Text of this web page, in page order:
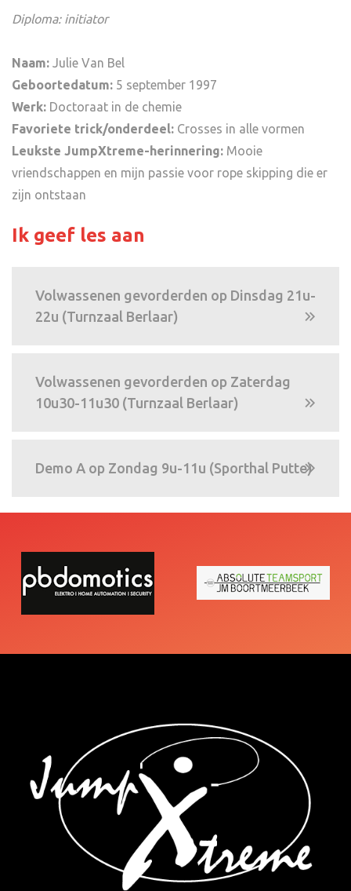
Diploma: initiator
Naam: Julie Van Bel
Geboortedatum: 5 september 1997
Werk: Doctoraat in de chemie
Favoriete trick/onderdeel: Crosses in alle vormen
Leukste JumpXtreme-herinnering: Mooie
vriendschappen en mijn passie voor rope skipping die er
zijn ontstaan
Ik geef les aan
Volwassenen gevorderden op Dinsdag 21u-
22u (Turnzaal Berlaar)
Volwassenen gevorderden op Zaterdag
10u30-11u30 (Turnzaal Berlaar)
Demo A op Zondag 9u-11u (Sporthal Putte)